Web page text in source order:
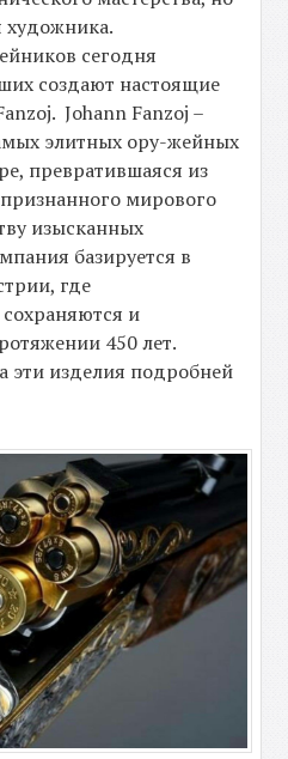
художника.
сегодня
создают настоящие
Johann Fanzoj –
элитных ору-жейных
превратившаяся из
мирового
изысканных
базируется в
где
и
450 лет.
эти изделия подробней